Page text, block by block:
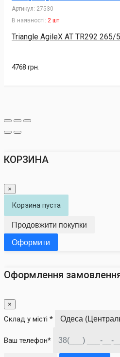
Артикул: 27530
В наявності: 2 шт
Triangle AgileX AT TR292 265/
4768 грн.
КОРЗИНА
×
Корзина пуста
Продовжити покупки
Оформити
Оформлення
×
Склад у місті *
Ваш телефон*